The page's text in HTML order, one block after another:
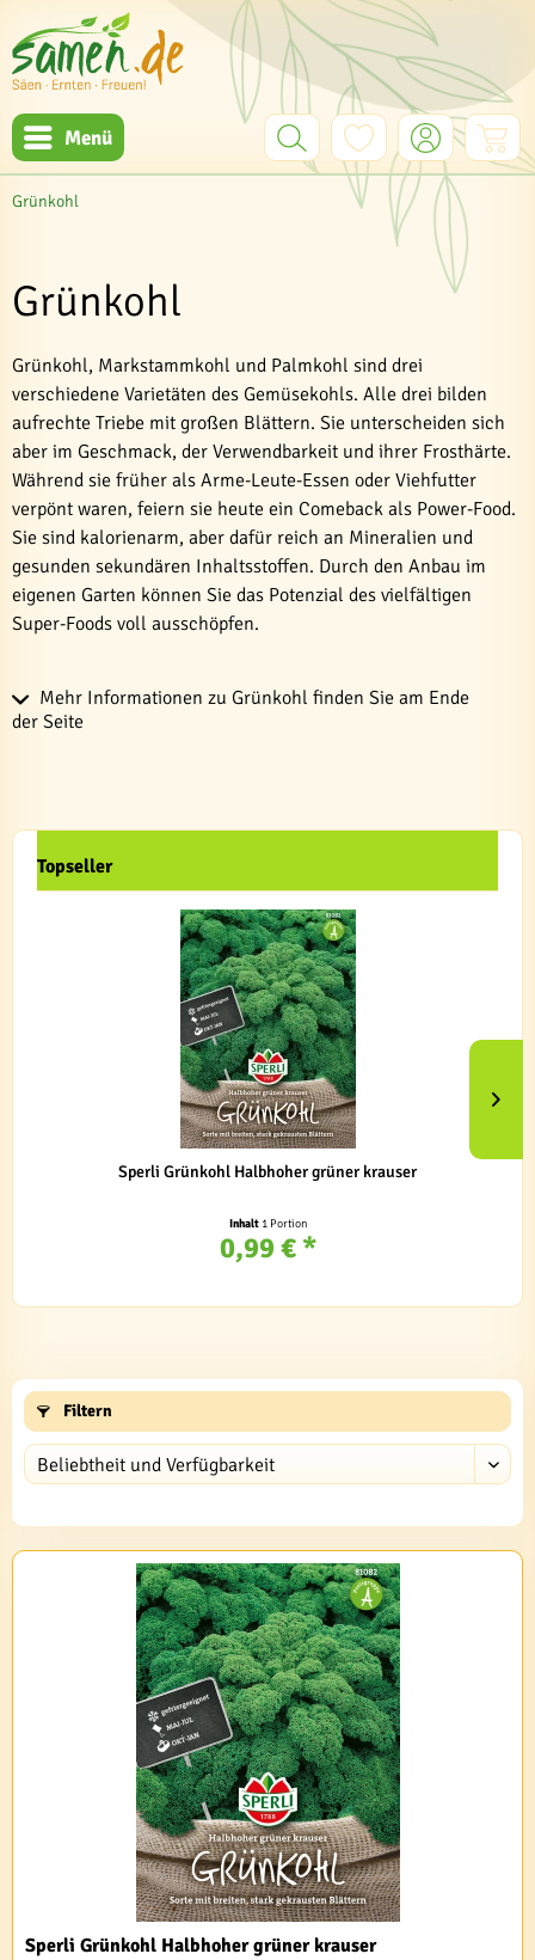
Menü
Grünkohl
Grünkohl
Grünkohl, Markstammkohl und Palmkohl sind drei
verschiedene Varietäten des Gemüsekohls. Alle drei bilden
aufrechte Triebe mit großen Blättern. Sie unterscheiden sich
aber im Geschmack, der Verwendbarkeit und ihrer Frosthärte.
Während sie früher als Arme-Leute-Essen oder Viehfutter
verpönt waren, feiern sie heute ein Comeback als Power-Food.
Sie sind kalorienarm, aber dafür reich an Mineralien und
gesunden sekundären Inhaltsstoffen. Durch den Anbau im
eigenen Garten können Sie das Potenzial des vielfältigen
Super-Foods voll ausschöpfen.
Mehr Informationen zu Grünkohl finden Sie am Ende
der Seite
Topseller
Sperli Grünkohl Halbhoher grüner krauser
Inhalt 1 Portion
0,99 € *
Filtern
Sperli Grünkohl Halbhoher grüner krauser